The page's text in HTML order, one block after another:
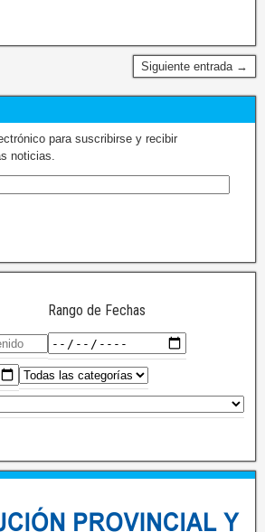
Siguiente entrada →
para suscribirse y recibir
noticias.
Rango de Fechas